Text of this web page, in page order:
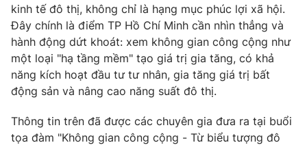
Photo Infographic
Video Shorts video
VTV Money VTV Thể thao
VTV Sức khoẻ Bất động sản
kinh tế đô thị, không chỉ là hạng mục phúc lợi xã hội.
Đây chính là điểm TP Hồ Chí Minh cần nhìn thẳng và
hành động dứt khoát: xem không gian công cộng như
một loại "hạ tầng mềm" tạo giá trị gia tăng, có khả
năng kích hoạt đầu tư tư nhân, gia tăng giá trị bất
động sản và nâng cao năng suất đô thị.
Thông tin trên đã được các chuyên gia đưa ra tại buổi
tọa đàm "Không gian công cộng - Từ biểu tượng đô